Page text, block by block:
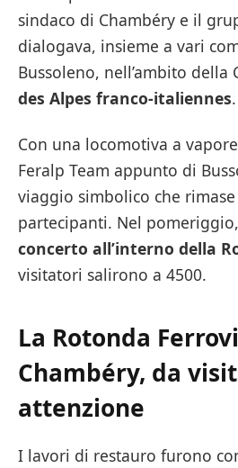
sindaco di Chambéry e il
dialogava, insieme a vari
Bussoleno, nell’ambito della
des Alpes franco-italiennes.
Con una locomotiva a
Feralp Team appunto di
viaggio simbolico che
partecipanti. Nel
concerto all’interno della
visitatori salirono a 4500.
La Rotonda
Chambéry, da
attenzione
I lavori di restauro furono